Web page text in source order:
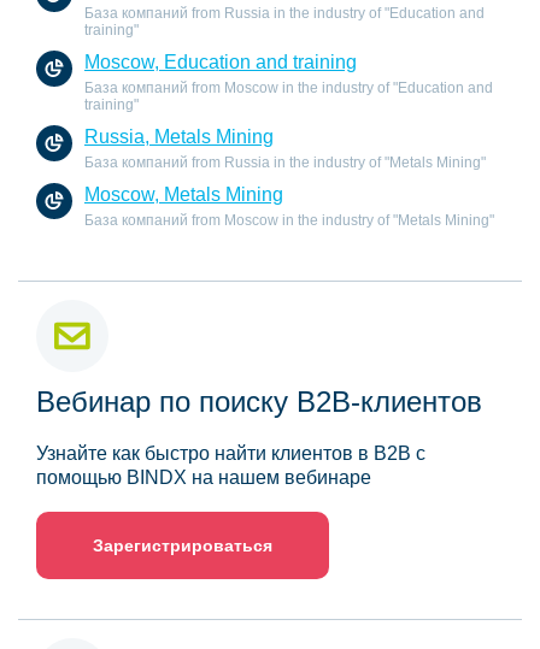
База компаний from Russia in the industry of "Education and
training"
Moscow, Education and training
База компаний from Moscow in the industry of "Education and
training"
Russia, Metals Mining
База компаний from Russia in the industry of "Metals Mining"
Moscow, Metals Mining
База компаний from Moscow in the industry of "Metals Mining"
Вебинар по поиску B2B-клиентов
Узнайте как быстро найти клиентов в B2B с
помощью BINDX на нашем вебинаре
Зарегистрироваться